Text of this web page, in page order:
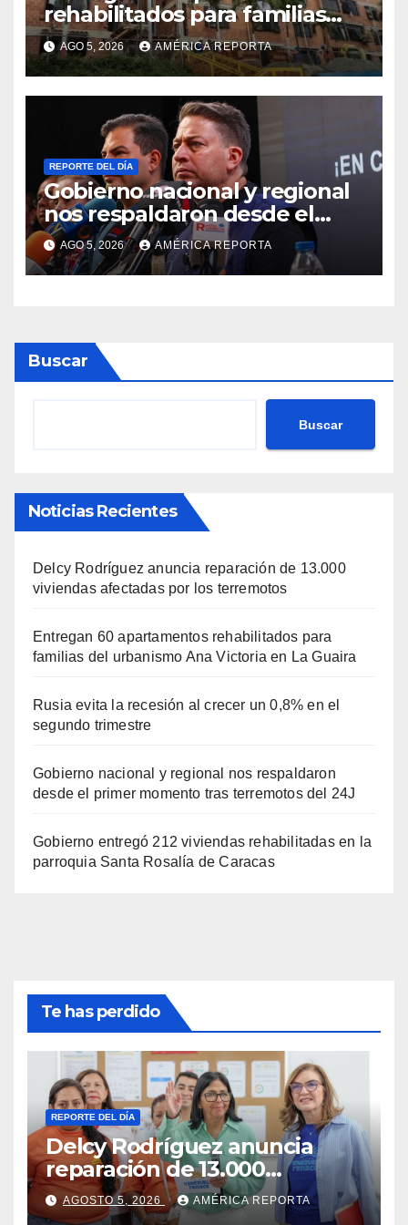
rehabilitados para familias
del urbanismo Ana Victoria
en La Guaira
AGO 5, 2026 AMÉRICA REPORTA
REPORTE DEL DÍA
Gobierno nacional y regional
nos respaldaron desde el
primer momento tras
terremotos del 24J
AGO 5, 2026 AMÉRICA REPORTA
Buscar
Buscar
Noticias Recientes
Delcy Rodríguez anuncia reparación de 13.000
viviendas afectadas por los terremotos
Entregan 60 apartamentos rehabilitados para
familias del urbanismo Ana Victoria en La Guaira
Rusia evita la recesión al crecer un 0,8% en el
segundo trimestre
Gobierno nacional y regional nos respaldaron
desde el primer momento tras terremotos del 24J
Gobierno entregó 212 viviendas rehabilitadas en la
parroquia Santa Rosalía de Caracas
Te has perdido
REPORTE DEL DÍA
Delcy Rodríguez anuncia
reparación de 13.000
viviendas afectadas por los
terremotos
AGOSTO 5, 2026 AMÉRICA REPORTA